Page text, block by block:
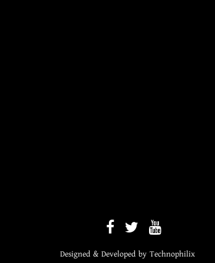
Designed & Developed by Technophilix